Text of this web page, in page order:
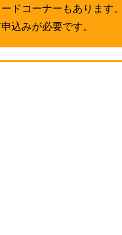
ドコーナーもあります
込みが必要です。